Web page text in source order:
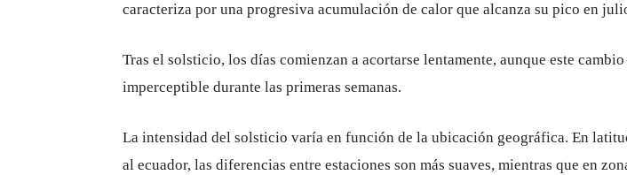
caracteriza por una progresiva acumulación de calor que alcanza su pico en
Tras el solsticio, los días comienzan a acortarse lentamente, aunque este
imperceptible durante las primeras semanas.
La intensidad del solsticio varía en función de la ubicación geográfica. En
al ecuador, las diferencias entre estaciones son más suaves, mientras que en